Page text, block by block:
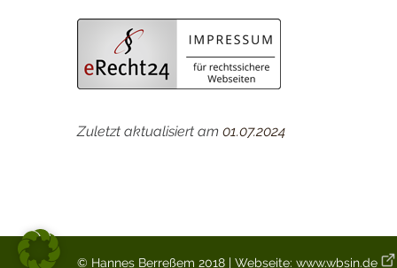
Zuletzt aktualisiert am 01.07.2024
© Hannes Berreßem 2018 | Webseite: www.wbsin.de